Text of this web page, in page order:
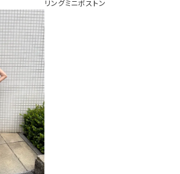
リングミニボストン